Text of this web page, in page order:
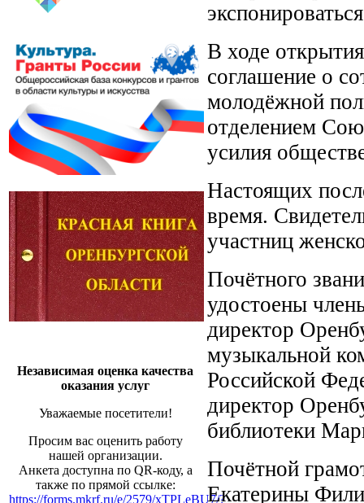
Независимая оценка качества
оказания услуг
Уважаемые посетители!
Просим вас оценить работу
нашей организации.
Анкета доступна по QR-коду, а
также по прямой ссылке:
https://forms.mkrf.ru/e/2579/xTPLeBU7/?
В ходе
соглашение о
молодёжной
отделением
усилия
Настоящих
время.
участниц
Почётного
удостоены
директор
музыкальной
Российской
директор
библиотеки
Почётной
Екатерины